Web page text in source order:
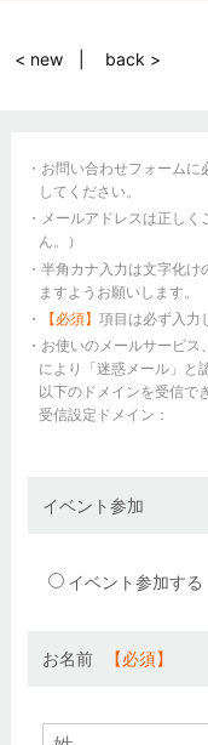
< new back >
・お問い合わせフォーム
してください。
・メールアドレスは正し
ん。）
・半角カナ入力は文字化
ますようお願いします。
・
【必須】 項目は必ず入力
・お使いのメールサービ
により「迷惑メール」と
以下のドメインを受信で
受信設定ドメイン：
イベント参加
イベント参加する
お名前